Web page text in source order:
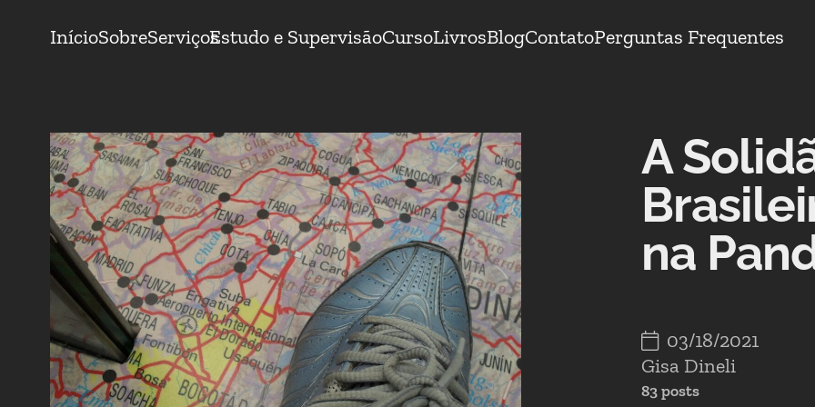
InícioSobreServiçosEstudo e SupervisãoCursoLivrosBlogContatoPerguntas Frequentes
A
na
03/18/2021
Gisa Dineli
83 posts